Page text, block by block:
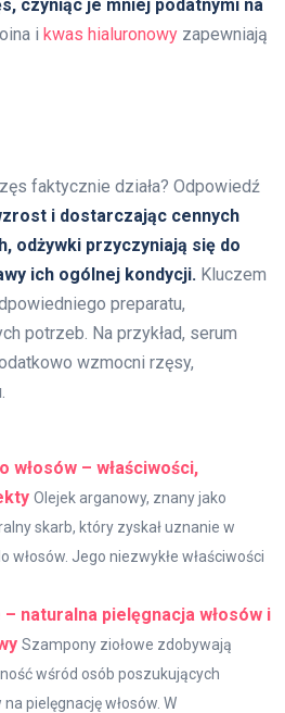
czyniąc je mniej podatnymi na
i kwas hialuronowy zapewniają
faktycznie działa? Odpowiedź
i dostarczając cennych
odżywki przyczyniają się do
ich ogólnej kondycji. Kluczem
preparatu,
potrzeb. Na przykład, serum
wzmocni rzęsy,
włosów – właściwości,
Olejek arganowy, znany jako
skarb, który zyskał uznanie w
włosów. Jego niezwykłe właściwości
– naturalna pielęgnacja włosów i
Szampony ziołowe zdobywają
wśród osób poszukujących
pielęgnację włosów. W